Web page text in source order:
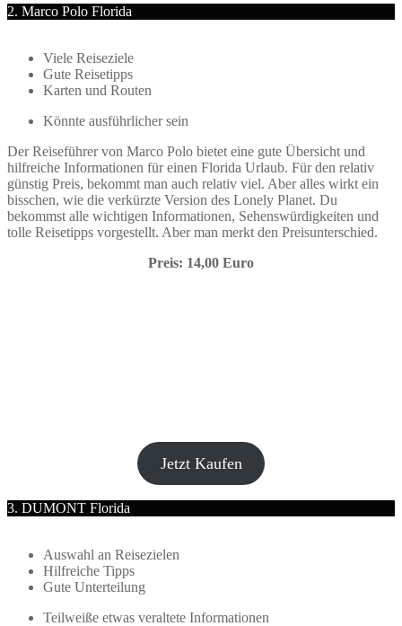
2. Marco Polo Florida
Viele Reiseziele
Gute Reisetipps
Karten und Routen
Könnte ausführlicher sein
Der Reiseführer von Marco Polo bietet eine gute Übersicht und
hilfreiche Informationen für einen Florida Urlaub. Für den relativ
günstig Preis, bekommt man auch relativ viel. Aber alles wirkt ein
bisschen, wie die verkürzte Version des Lonely Planet. Du
bekommst alle wichtigen Informationen, Sehenswürdigkeiten und
tolle Reisetipps vorgestellt. Aber man merkt den Preisunterschied.
Preis: 14,00 Euro
Jetzt Kaufen
3. DUMONT Florida
Auswahl an Reisezielen
Hilfreiche Tipps
Gute Unterteilung
Teilweiße etwas veraltete Informationen